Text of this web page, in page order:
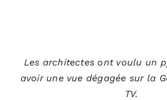
Les architectes ont voulu un
avoir une vue dégagée sur la
TV.